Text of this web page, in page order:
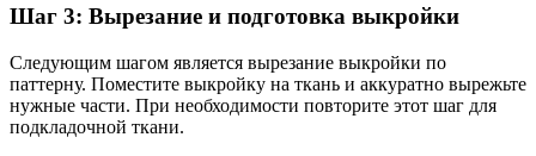
Шаг 3: Вырезание и подготовка выкройки
Следующим шагом является вырезание выкройки по
паттерну. Поместите выкройку на ткань и аккуратно вырежьте
нужные части. При необходимости повторите этот шаг для
подкладочной ткани.